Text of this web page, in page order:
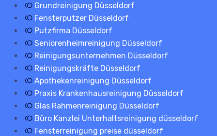
Grundreinigung Düsseldorf
Fensterputzer Düsseldorf
Putzfirma Düsseldorf
Seniorenheimreinigung Düsseldorf
Reinigungsunternehmen Düsseldorf
Reinigungskräfte Düsseldorf
Apothekenreinigung Düsseldorf
Praxis Krankenhausreinigung Düsseldorf
Glas Rahmenreinigung Düsseldorf
Büro Kanzlei Unterhaltsreinigung düsseldorf
Fensterreinigung preise düsseldorf